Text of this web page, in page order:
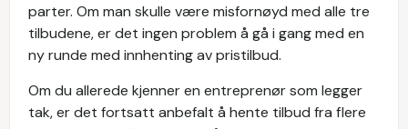
parter. Om man skulle være misfornøyd med alle tre
tilbudene, er det ingen problem å gå i gang med en
ny runde med innhenting av pristilbud.
Om du allerede kjenner en entreprenør som legger
tak, er det fortsatt anbefalt å hente tilbud fra flere